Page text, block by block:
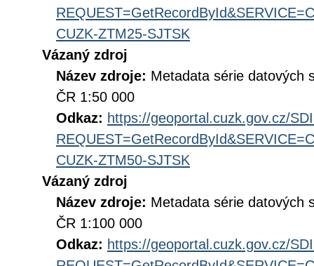
CUZK-ZTM25-SJTSK
Vázaný zdroj
Název zdroje: Metadata série datových
ČR 1:50 000
Odkaz: https://geoportal.cuzk.gov.cz/
CUZK-ZTM50-SJTSK
Vázaný zdroj
Název zdroje: Metadata série datových
ČR 1:100 000
Odkaz: https://geoportal.cuzk.gov.cz/